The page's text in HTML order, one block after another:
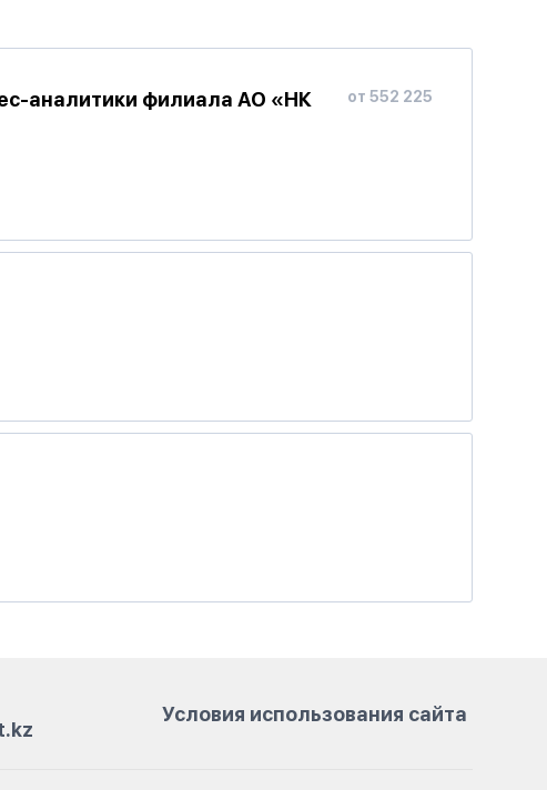
аналитики филиала АО «НК
от 552 225
Условия использования сайта